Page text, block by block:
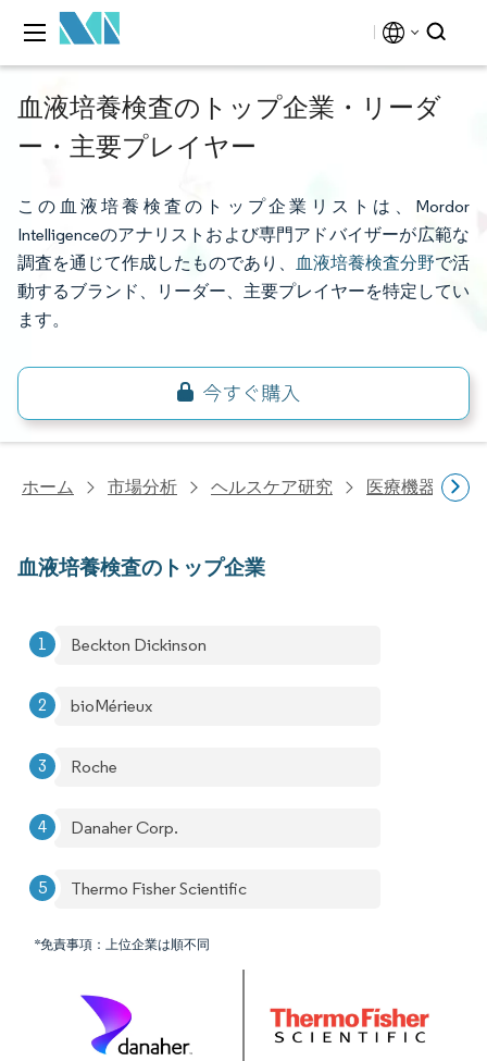
血液培養検査のトップ企業・リーダ
ー・主要プレイヤー
この血液培養検査のトップ企業リストは、Mordor
Intelligenceのアナリストおよび専門アドバイザーが広範な
調査を通じて作成したものであり、
血液培養検査分野で活
動するブランド、リーダー、主要プレイヤーを特定してい
ます。
ホーム 市場分析 ヘルスケア研究 医療機器研究
血液培養検査のトップ企業
Beckton Dickinson
bioMérieux
Roche
Danaher Corp.
Thermo Fisher Scientific
*免責事項：上位企業は順不同